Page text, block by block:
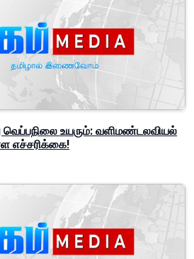
வெளிநாட்டவர்கள்:
தீர்ப்பு!